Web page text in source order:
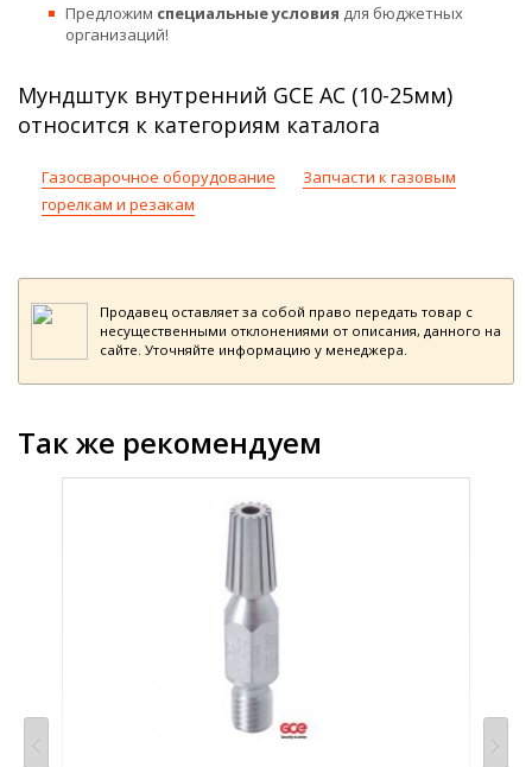
Предложим специальные условия для бюджетных
организаций!
Мундштук внутренний GCE AC (10-25мм)
относится к категориям каталога
Газосварочное оборудование
Запчасти к газовым
горелкам и резакам
Продавец оставляет за собой право передать товар с
несущественными отклонениями от описания, данного на
сайте. Уточняйте информацию у менеджера.
Так же рекомендуем